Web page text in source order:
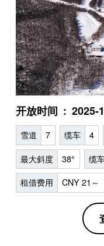
开放时间 2025-
雪道 7 缆车 4
最大斜度 38° 缆
租借费用 CNY 21～